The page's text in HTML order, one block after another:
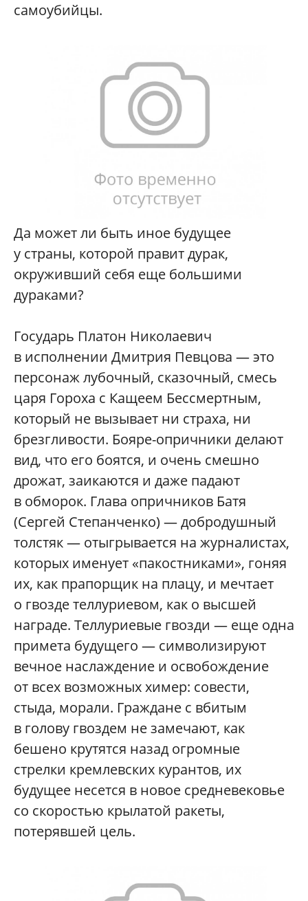
самоубийцы.
Да может ли быть иное будущее
у страны, которой правит дурак,
окруживший себя еще большими
дураками?
Государь Платон Николаевич
в исполнении Дмитрия Певцова — это
персонаж лубочный, сказочный, смесь
царя Гороха с Кащеем Бессмертным,
который не вызывает ни страха, ни
брезгливости. Бояре-опричники делают
вид, что его боятся, и очень смешно
дрожат, заикаются и даже падают
в обморок. Глава опричников Батя
(Сергей Степанченко) — добродушный
толстяк — отыгрывается на журналистах,
которых именует «пакостниками», гоняя
их, как прапорщик на плацу, и мечтает
о гвозде теллуриевом, как о высшей
награде. Теллуриевые гвозди — еще одна
примета будущего — символизируют
вечное наслаждение и освобождение
от всех возможных химер: совести,
стыда, морали. Граждане с вбитым
в голову гвоздем не замечают, как
бешено крутятся назад огромные
стрелки кремлевских курантов, их
будущее несется в новое средневековье
со скоростью крылатой ракеты,
потерявшей цель.